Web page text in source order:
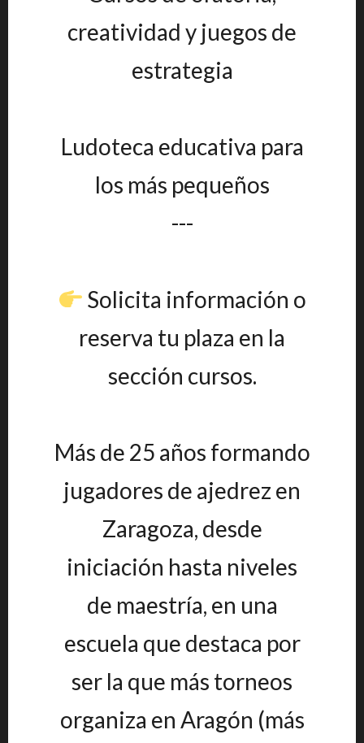
creatividad y juegos de
estrategia
Ludoteca educativa para
los más pequeños
---
Solicita información o
reserva tu plaza en la
sección cursos.
Más de 25 años formando
jugadores de ajedrez en
Zaragoza, desde
iniciación hasta niveles
de maestría, en una
escuela que destaca por
ser la que más torneos
organiza en Aragón (más